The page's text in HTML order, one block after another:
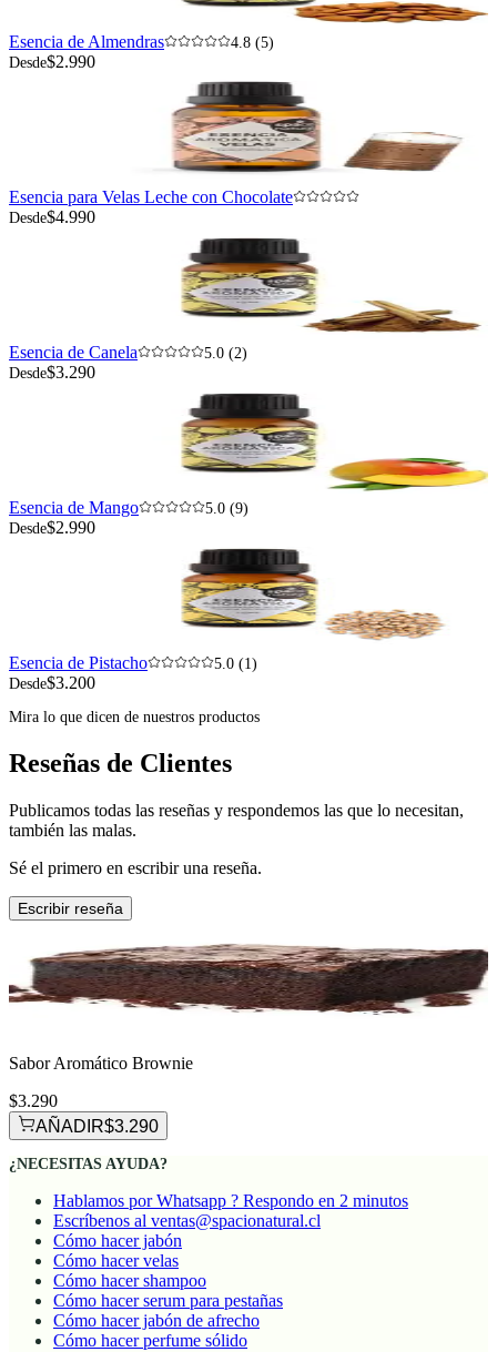
Esencia de Almendras
4.8 (5)
Desde$2.990
Esencia para Velas Leche con Chocolate
Desde$4.990
Esencia de Canela
5.0 (2)
Desde$3.290
Esencia de Mango
5.0 (9)
Desde$2.990
Esencia de Pistacho
5.0 (1)
Desde$3.200
Mira lo que dicen de nuestros productos
Reseñas de Clientes
Publicamos todas las reseñas y respondemos las que lo necesitan,
también las malas.
Sé el primero en escribir una reseña.
Escribir reseña
Sabor Aromático Brownie
$3.290
AÑADIR$3.290
¿NECESITAS AYUDA?
Hablamos por Whatsapp ? Respondo en 2 minutos
Escríbenos al ventas@spacionatural.cl
Cómo hacer jabón
Cómo hacer velas
Cómo hacer shampoo
Cómo hacer serum para pestañas
Cómo hacer jabón de afrecho
Cómo hacer perfume sólido